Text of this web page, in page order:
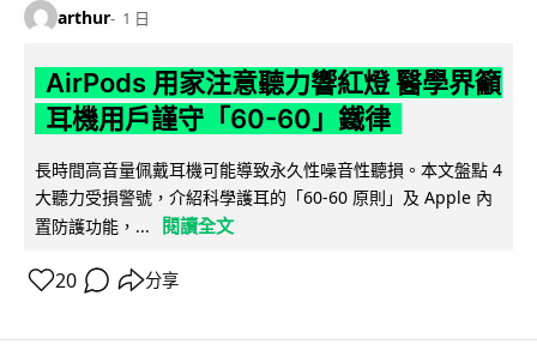
arthur 1 日
AirPods 用家注意聽力響紅燈 醫學界籲
耳機用戶謹守「60-60」鐵律
長時間高音量佩戴耳機可能導致永久性噪音性聽損。本文盤點 4
大聽力受損警號，介紹科學護耳的「60-60 原則」及 Apple 內
置防護功能，...
閱讀全文
20 分享